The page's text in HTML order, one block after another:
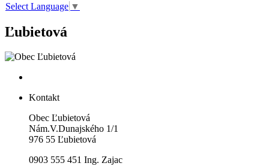
Select Language ▼
Ľubietová
Kontakt
Obec Ľubietová
Nám.V.Dunajského 1/1
976 55 Ľubietová
0903 555 451 Ing. Zajac